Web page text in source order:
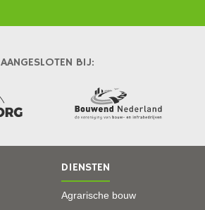
AANGESLOTEN BIJ:
DIENSTEN
Agrarische bouw